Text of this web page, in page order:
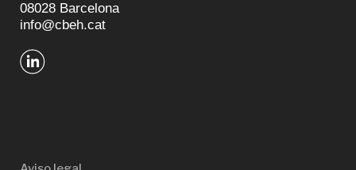
08028 Barcelona
info@cbeh.cat